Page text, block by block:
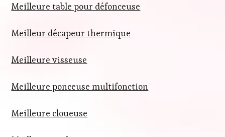
Meilleure table pour défonceuse
Meilleur décapeur thermique
Meilleure visseuse
Meilleure ponceuse multifonction
Meilleure cloueuse